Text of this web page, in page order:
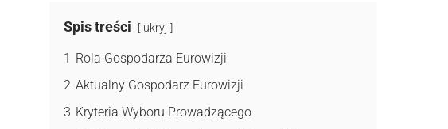
Spis treści ukryj
1 Rola Gospodarza Eurowizji
2 Aktualny Gospodarz Eurowizji
3 Kryteria Wyboru Prowadzącego